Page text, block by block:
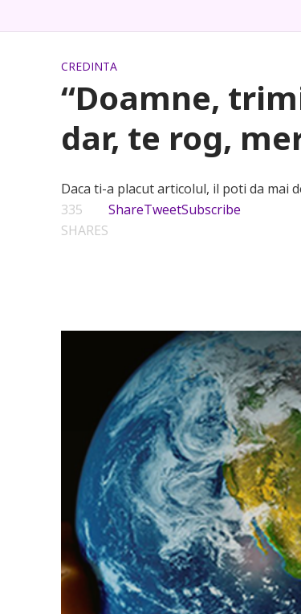
CREDINTA
“Doamne,
dar, te rog,
Daca ti-a placut articolul, il poti da mai
335
SHARES
ShareTweetSubscribe